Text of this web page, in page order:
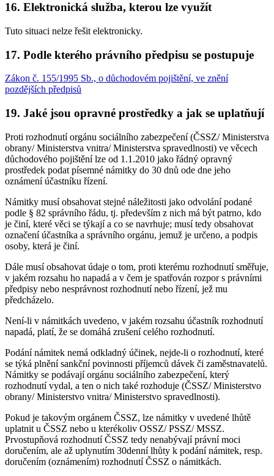
16. Elektronická služba, kterou lze využít
Tuto situaci nelze řešit elektronicky.
17. Podle kterého právního předpisu se postupuje
Zákon č. 155/1995 Sb., o důchodovém pojištění, ve znění
pozdějších předpisů
19. Jaké jsou opravné prostředky a jak se uplatňují
Proti rozhodnutí orgánu sociálního zabezpečení (ČSSZ/ Ministerstva
obrany/ Ministerstva vnitra/ Ministerstva spravedlnosti) ve věcech
důchodového pojištění lze od 1.1.2010 jako řádný opravný
prostředek podat písemné námitky do 30 dnů ode dne jeho
oznámení účastníku řízení.
Námitky musí obsahovat stejné náležitosti jako odvolání podané
podle § 82 správního řádu, tj. především z nich má být patrno, kdo
je činí, které věci se týkají a co se navrhuje; musí tedy obsahovat
označení účastníka a správního orgánu, jemuž je určeno, a podpis
osoby, která je činí.
Dále musí obsahovat údaje o tom, proti kterému rozhodnutí směřuje,
v jakém rozsahu ho napadá a v čem je spatřován rozpor s právními
předpisy nebo nesprávnost rozhodnutí nebo řízení, jež mu
předcházelo.
Není-li v námitkách uvedeno, v jakém rozsahu účastník rozhodnutí
napadá, platí, že se domáhá zrušení celého rozhodnutí.
Podání námitek nemá odkladný účinek, nejde-li o rozhodnutí, které
se týká plnění sankční povinnosti příjemců dávek či zaměstnavatelů.
Námitky se podávají orgánu sociálního zabezpečení, který
rozhodnutí vydal, a ten o nich také rozhoduje (ČSSZ/ Ministerstvo
obrany/ Ministerstvo vnitra/ Ministerstvo spravedlnosti).
Pokud je takovým orgánem ČSSZ, lze námitky v uvedené lhůtě
uplatnit u ČSSZ nebo u kterékoliv OSSZ/ PSSZ/ MSSZ.
Prvostupňová rozhodnutí ČSSZ tedy nenabývají právní moci
doručením, ale až uplynutím 30denní lhůty k podání námitek, resp.
doručením (oznámením) rozhodnutí ČSSZ o námitkách.